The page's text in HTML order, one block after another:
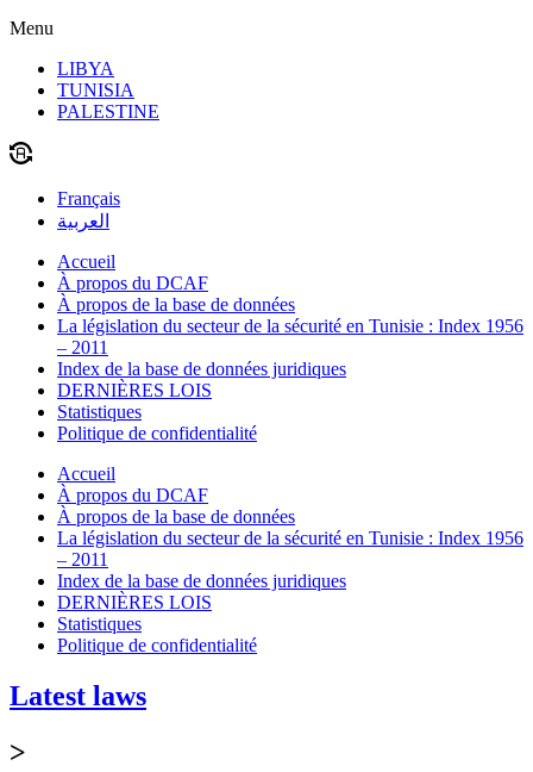
Menu
LIBYA
TUNISIA
PALESTINE
Français
العربية
Accueil
À propos du DCAF
À propos de la base de données
La législation du secteur de la sécurité en Tunisie : Index 1956
– 2011
Index de la base de données juridiques
DERNIÈRES LOIS
Statistiques
Politique de confidentialité
Accueil
À propos du DCAF
À propos de la base de données
La législation du secteur de la sécurité en Tunisie : Index 1956
– 2011
Index de la base de données juridiques
DERNIÈRES LOIS
Statistiques
Politique de confidentialité
Latest laws
>